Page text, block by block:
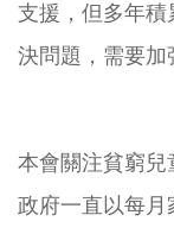
支援，但多年
決問題，需要加
本會關注貧窮
政府一直以每月